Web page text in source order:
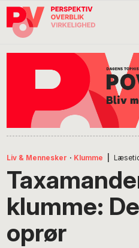
Gå
direkte
Skip
indhold
Gå
direkte
Liv & Mennesker · Klumme
klumme:
oprør